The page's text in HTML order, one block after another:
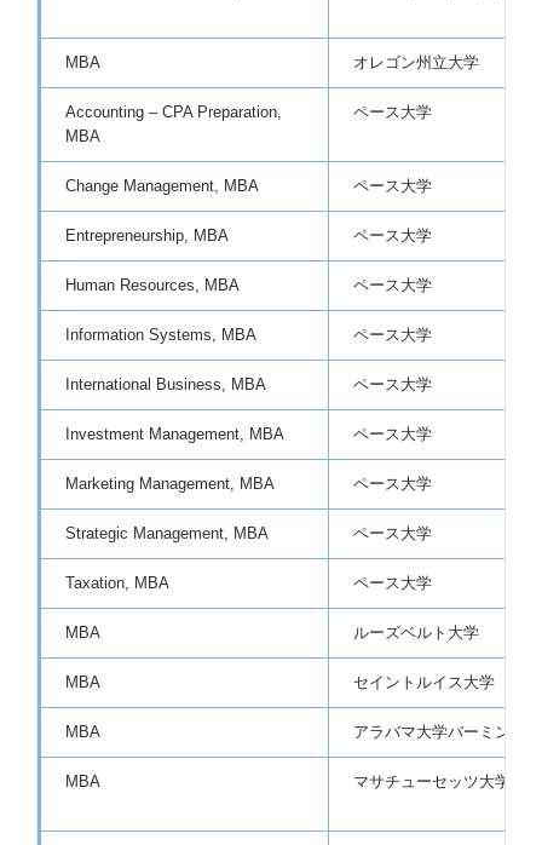
MBA オレゴン州立大学
Accounting – CPA Preparation,
MBA
ペース大学
Change Management, MBA ペース大学
Entrepreneurship, MBA ペース大学
Human Resources, MBA ペース大学
Information Systems, MBA ペース大学
International Business, MBA ペース大学
Investment Management, MBA ペース大学
Marketing Management, MBA ペース大学
Strategic Management, MBA ペース大学
Taxation, MBA ペース大学
MBA ルーズベルト大学
MBA セイントルイス大学
MBA アラバマ大学バーミンガ
MBA マサチューセッツ大学ボ